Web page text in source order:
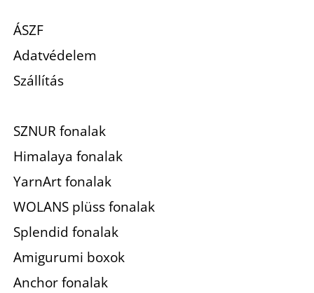
ÁSZF
Adatvédelem
Szállítás
SZNUR fonalak
Himalaya fonalak
YarnArt fonalak
WOLANS plüss fonalak
Splendid fonalak
Amigurumi boxok
Anchor fonalak